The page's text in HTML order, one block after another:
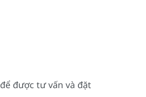
để được tư vấn và đặt